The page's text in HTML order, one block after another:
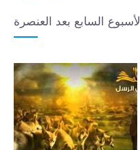
الأسبوع السابع بعد العنصرة